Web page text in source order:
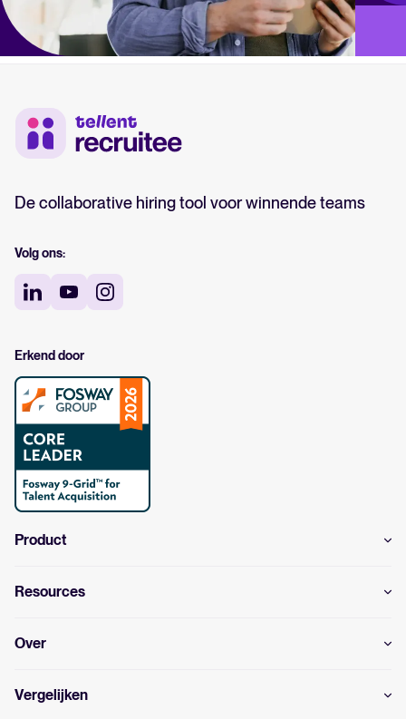
De collaborative hiring tool voor winnende teams
Volg ons:
Erkend door
Product
Resources
Over
Vergelijken